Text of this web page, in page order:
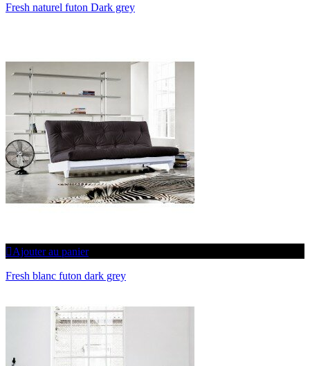
Fresh naturel futon Dark grey
Ajouter au panier
Fresh blanc futon dark grey